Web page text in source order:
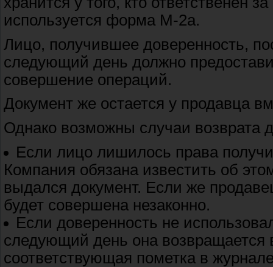
используется форма М-2а.
Лицо, получившее доверенность,
следующий день должно
совершение операций.
Документ же остается у продавца
Однако возможны случаи возврата
Если лицо лишилось права
Компания обязана известить об
выдался документ. Если же
будет совершена незаконно.
Если доверенность не
следующий день она
соответствующая пометка в